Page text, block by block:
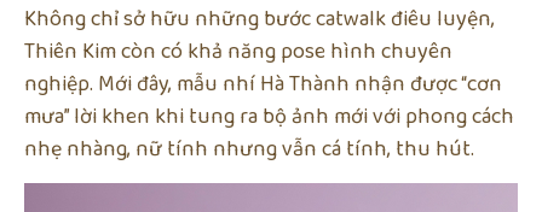
Không chỉ sở hữu những bước catwalk điêu luyện,
Thiên Kim còn có khả năng pose hình chuyên
nghiệp. Mới đây, mẫu nhí Hà Thành nhận được “cơn
mưa” lời khen khi tung ra bộ ảnh mới với phong cách
nhẹ nhàng, nữ tính nhưng vẫn cá tính, thu hút.